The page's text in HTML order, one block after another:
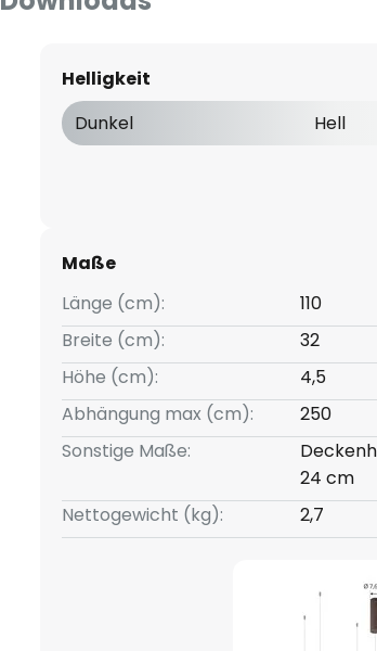
Helligkeit
Dunkel
Hell
Maße
Länge (cm):
110
Breite (cm):
32
Höhe (cm):
4,5
Abhängung max (cm):
250
Sonstige Maße:
24 cm
Nettogewicht (kg):
2,7